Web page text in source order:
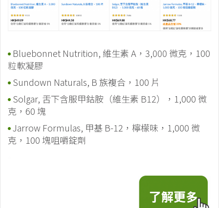
Bluebonnet Nutrition, 維生素 A，3,000 微克，100
粒軟凝膠
Sundown Naturals, B 族複合，100 片
Solgar, 舌下含服甲鈷胺（維生素 B12），1,000 微
克，60 塊
Jarrow Formulas, 甲基 B-12，檸檬味，1,000 微
克，100 塊咀嚼錠劑